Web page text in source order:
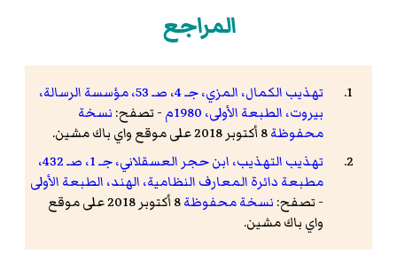
المراجع
تهذيب الكمال، المزي، جـ 4، صـ 53، مؤسسة الرسالة،
بيروت، الطبعة الأولى، 1980م
- تصفح: نسخة
محفوظة
تهذيب التهذيب، ابن حجر العسقلاني، جـ 1، صـ 432،
مطبعة دائرة المعارف النظامية، الهند، الطبعة الأولى
- تصفح: نسخة محفوظة
8 أكتوبر 2018 على موقع
واي باك مشين.